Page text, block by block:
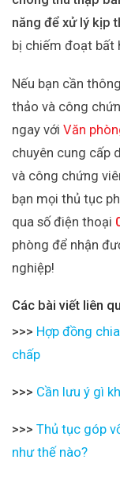
năng để xử lý kịp
bị chiếm đoạt bất
Nếu bạn cần
thảo và công
ngay với Văn
chuyên cung cấp
và công chứng
bạn mọi thủ tục
qua số điện thoại
phòng để nhận
nghiệp!
Các bài viết liên
>>> Hợp đồng
chấp
>>> Cần lưu ý gì
>>> Thủ tục góp
như thế nào?